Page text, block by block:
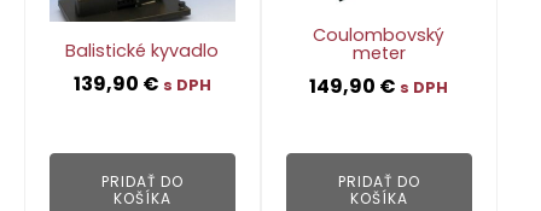
Balistické kyvadlo
139,90 € s DPH
PRIDAŤ DO
KOŠÍKA
Coulombovský
meter
149,90 € s DPH
PRIDAŤ DO
KOŠÍKA